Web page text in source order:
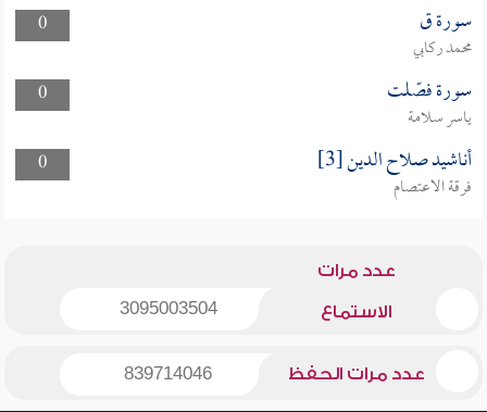
0
سورة ق
محمد ركابي
0
سورة فصّلت
ياسر سلامة
0
أناشيد صلاح الدين [3]
فرقة الاعتصام
عدد مرات
الاستماع 3095003504
عدد مرات الحفظ 839714046